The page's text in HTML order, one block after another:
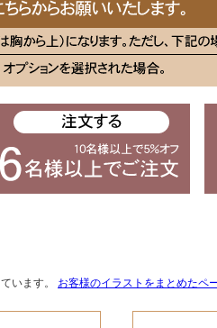
います。 お客様のイラストをまとめたペ